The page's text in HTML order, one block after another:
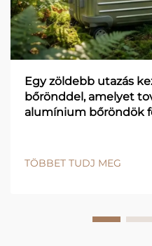
Egy zöldebb utazás
bőrönddel, amelyet
alumínium bőröndök
TÖBBET TUDJ MEG